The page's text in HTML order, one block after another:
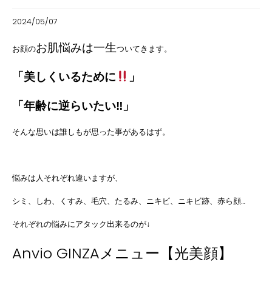
2024/05/07
お顔のお肌悩みは一生ついてきます。
「美しくいるために
」︎
「年齢に逆らいたい‼︎」
そんな思いは誰しもが思った事があるはず。
悩みは人それぞれ違いますが、
シミ、しわ、くすみ、毛穴、たるみ、ニキビ、ニキビ跡、赤ら顔…
それぞれの悩みにアタック出来るのが↓
Anvio GINZAメニュー【光美顔】